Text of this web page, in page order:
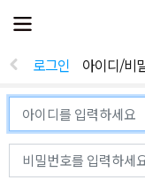
전
체
뉴
열
로그인 아이디/비